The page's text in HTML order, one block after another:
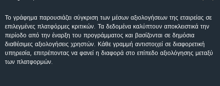
Το γράφημα παρουσιάζει σύγκριση των μέσων αξιολογήσεων της εταιρείας σε
επιλεγμένες πλατφόρμες κριτικών. Τα δεδομένα καλύπτουν αποκλειστικά την
περίοδο από την έναρξη του προγράμματος και βασίζονται σε δημόσια
διαθέσιμες αξιολογήσεις χρηστών. Κάθε γραμμή αντιστοιχεί σε διαφορετική
υπηρεσία, επιτρέποντας να φανεί η διαφορά στο επίπεδο αξιολόγησης μεταξύ
των πλατφορμών.